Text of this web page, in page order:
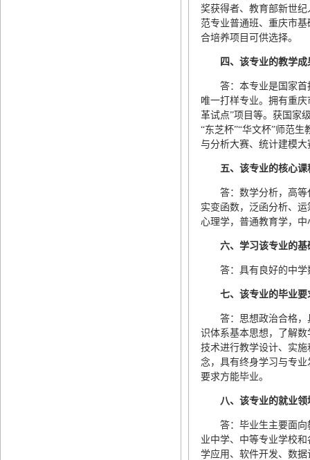
奖获得者、教育部新世
范专业普通班、重庆市
合培养项目可供选择。
四、 该专业的教学成
答：本专业是国家
唯一打样专业。拥有重
革试点”项目等。获国家
“东芝杯”“华文杯”师范
与分析大赛、统计建模
五、 该专业的核心课
答：数学分析，高
实变函数，泛函分析、
心理学，普通教育学，
六、学习该专业的基
答：具有良好的中
七、 该专业的毕业
答：思想政治合格
识体系基本思想，了解
技术进行教学设计、实
念，具有终身学习与专
要求方能毕业。
八、 该专业的就业领
答：毕业生主要面
业中学、中等专业学校
学应用、软件开发、数